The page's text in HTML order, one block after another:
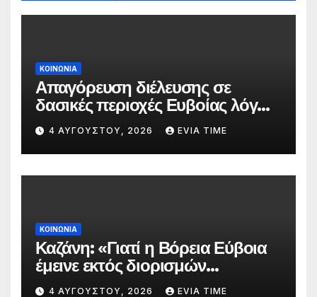
ΚΟΙΝΩΝΙΑ
Απαγόρευση διέλευσης σε
δασικές περιοχές Ευβοίας λόγω
πολύ υψηλού κινδύνου
πυρκαγιάς
4 ΑΥΓΟΎΣΤΟΥ, 2026 EVIA TIME
ΚΟΙΝΩΝΙΑ
Καζάνη: «Γιατί η Βόρεια Εύβοια
έμεινε εκτός διορισμών
δασκάλων;»
4 ΑΥΓΟΎΣΤΟΥ, 2026 EVIA TIME